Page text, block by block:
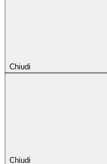
Chiudi
Chiudi